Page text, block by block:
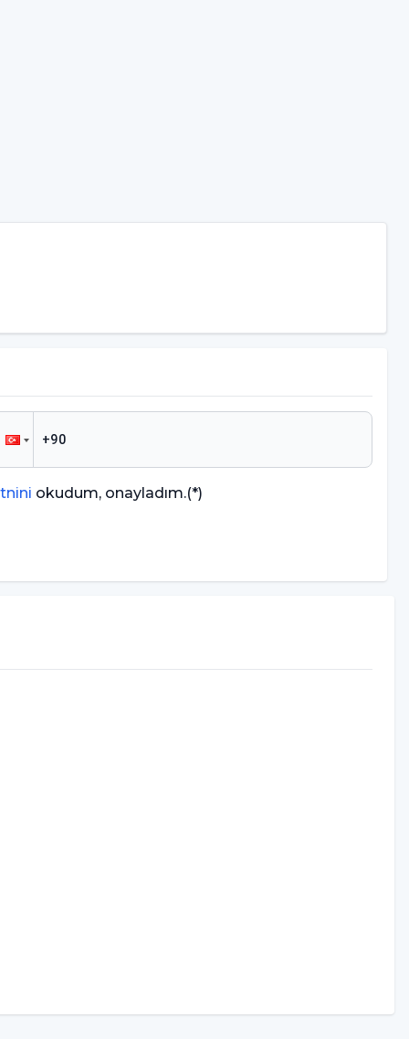
okudum, onayladım.(*)